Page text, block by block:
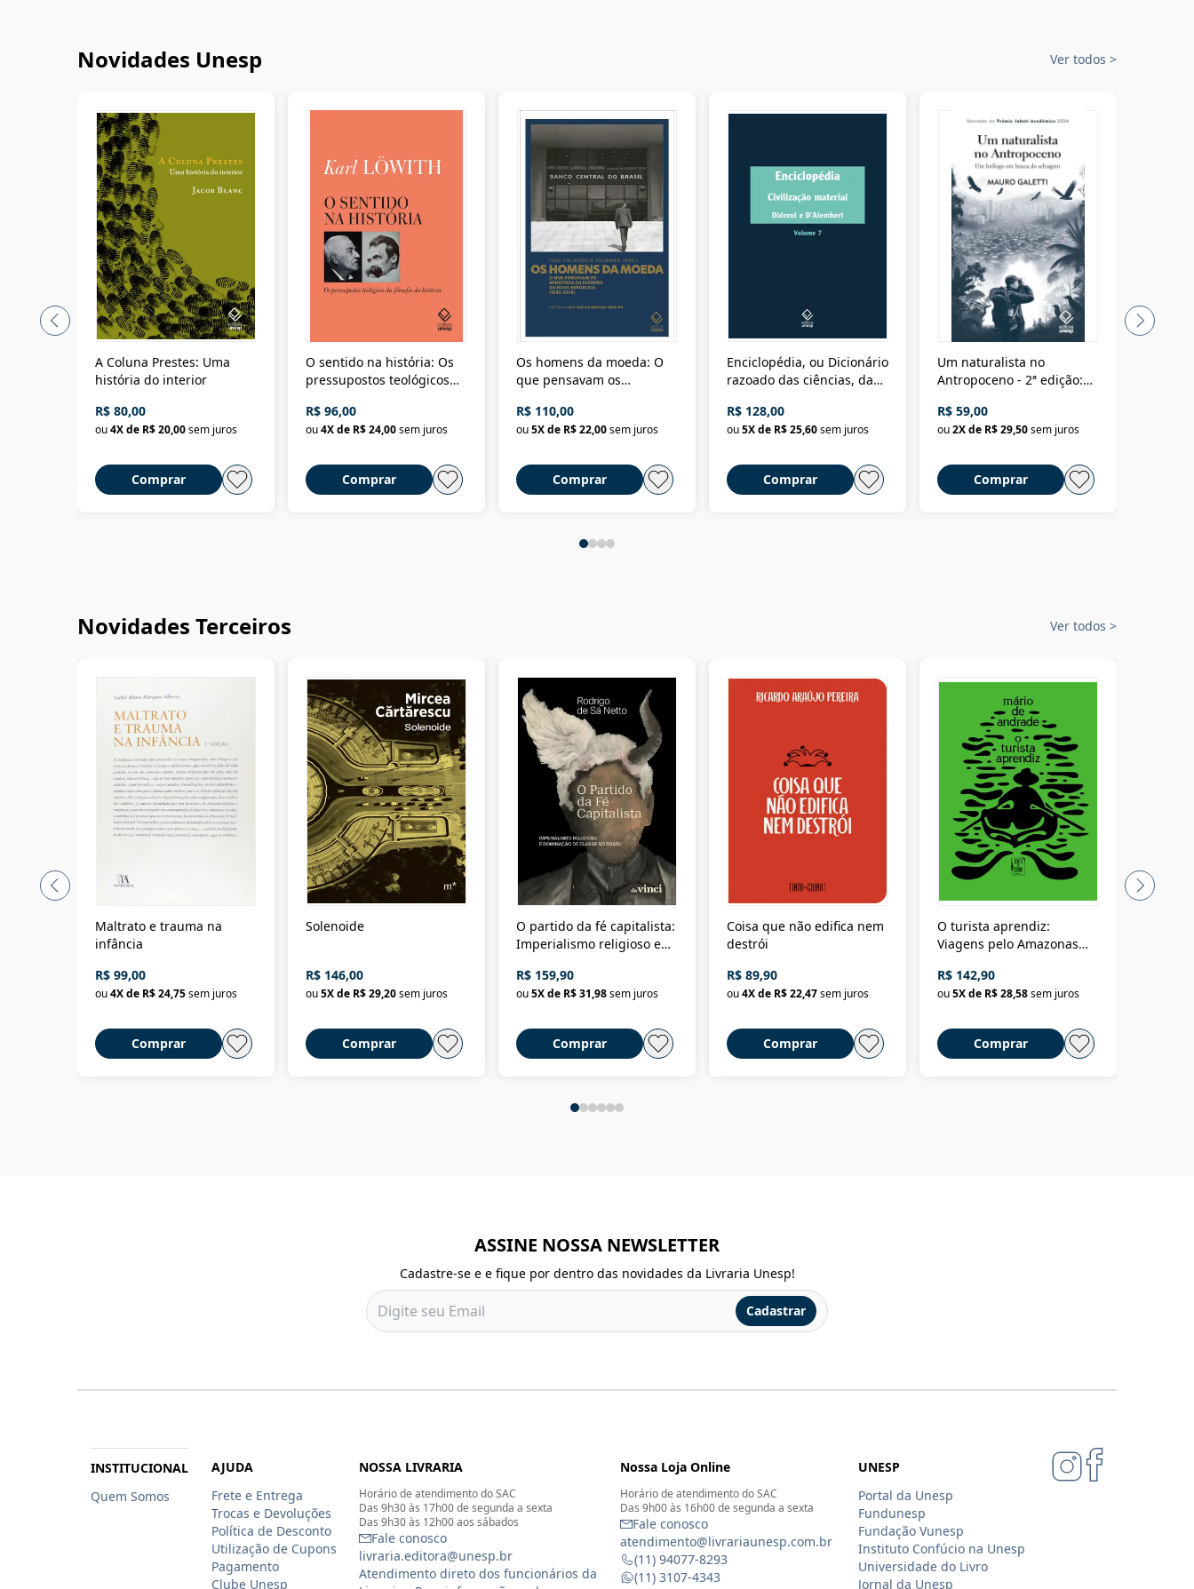
Novidades Unesp Ver todos >
A Coluna Prestes: Uma
história do interior
R$ 80,00
ou4X de R$ 20,00sem juros
Comprar
O sentido na história: Os
pressupostos teológicos
R$ 96,00
ou4X de R$ 24,00sem juros
Comprar
Os homens da moeda: O
que pensavam os
Nova República (1985-
2018)
R$ 110,00
ou5X de R$ 22,00sem juros
Comprar
Enciclopédia, ou Dicionário
razoado das ciências, das
Civilização material
R$ 128,00
ou5X de R$ 25,60sem juros
Comprar
Um naturalista no
Antropoceno - 2ª edição:
selvagem
R$ 59,00
ou2X de R$ 29,50sem juros
Comprar
Novidades Terceiros Ver todos >
Maltrato e trauma na
infância
R$ 99,00
ou4X de R$ 24,75sem juros
Comprar
Solenoide
R$ 146,00
ou5X de R$ 29,20sem juros
Comprar
O partido da fé capitalista:
Imperialismo religioso e
Brasil
R$ 159,90
ou5X de R$ 31,98sem juros
Comprar
Coisa que não edifica nem
destrói
R$ 89,90
ou4X de R$ 22,47sem juros
Comprar
O turista aprendiz:
Viagens pelo Amazonas
até a Bolívia e por Marajó
até dizer chega
R$ 142,90
ou5X de R$ 28,58sem juros
Comprar
ASSINE NOSSA NEWSLETTER
Cadastre-se e e fique por dentro das novidades da Livraria Unesp!
Cadastrar
INSTITUCIONAL
Quem Somos
AJUDA
Frete e Entrega
Trocas e Devoluções
Política de Desconto
Utilização de Cupons
Pagamento
Clube Unesp
NOSSA LIVRARIA
Horário de atendimento do SAC
Das 9h30 às 17h00 de segunda a sexta
Das 9h30 às 12h00 aos sábados
Fale conosco
livraria.editora@unesp.br
Atendimento direto dos funcionários da
Nossa Loja Online
Horário de atendimento do SAC
Das 9h00 às 16h00 de segunda a sexta
Fale conosco
atendimento@livrariaunesp.com.br
(11) 94077-8293
(11) 3107-4343
UNESP
Portal da Unesp
Fundunesp
Fundação Vunesp
Instituto Confúcio na Unesp
Universidade do Livro
Jornal da Unesp